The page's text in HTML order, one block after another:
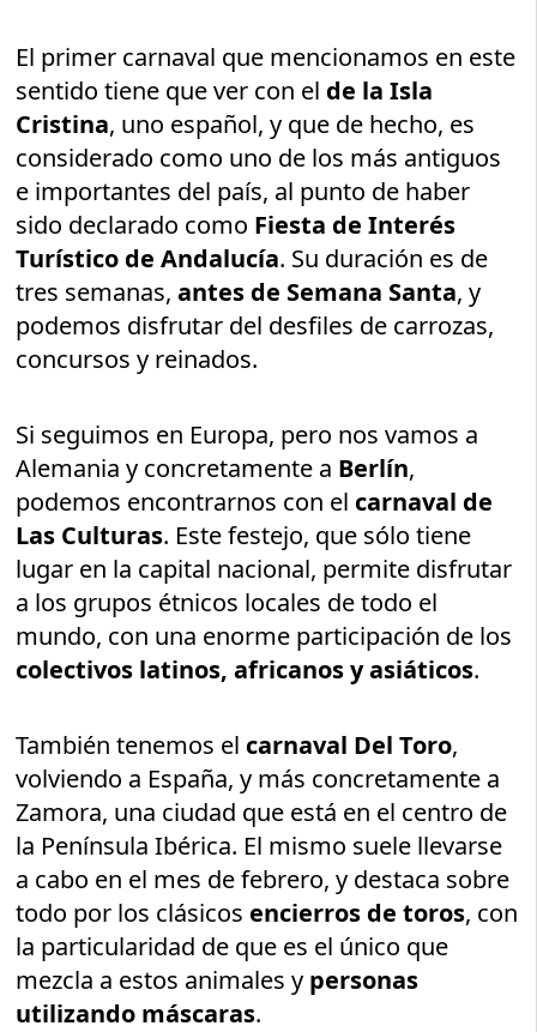
El primer carnaval que mencionamos en este
sentido tiene que ver con el de la Isla
Cristina, uno español, y que de hecho, es
considerado como uno de los más antiguos
e importantes del país, al punto de haber
sido declarado como Fiesta de Interés
Turístico de Andalucía. Su duración es de
tres semanas,antes de Semana Santa, y
podemos disfrutar del desfiles de carrozas,
concursos y reinados.
Si seguimos en Europa, pero nos vamos a
Alemania y concretamente a Berlín,
podemos encontrarnos con el carnaval de
Las Culturas. Este festejo, que sólo tiene
lugar en la capital nacional, permite disfrutar
a los grupos étnicos locales de todo el
mundo, con una enorme participación de los
colectivos latinos, africanos y asiáticos.
También tenemos el carnaval Del Toro,
volviendo a España, y más concretamente a
Zamora, una ciudad que está en el centro de
la Península Ibérica. El mismo suele llevarse
a cabo en el mes de febrero, y destaca sobre
todo por los clásicos encierros de toros, con
la particularidad de que es el único que
mezcla a estos animales y personas
utilizando máscaras.